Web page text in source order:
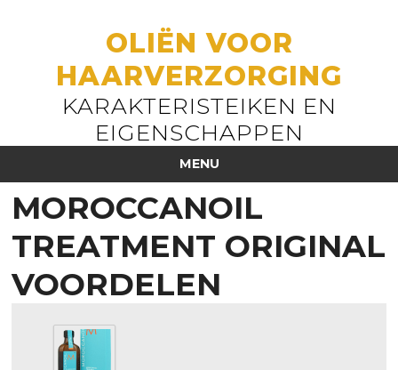
OLIËN VOOR
HAARVERZORGING
KARAKTERISTEIKEN EN
EIGENSCHAPPEN
MENU
MOROCCANOIL
TREATMENT ORIGINAL
VOORDELEN